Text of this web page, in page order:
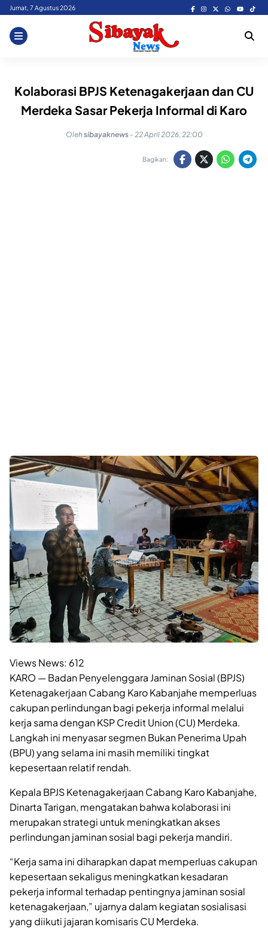
Skip
content
Jumat, 7 Agustus 2026
Kolaborasi BPJS Ketenagakerjaan dan CU
Merdeka Sasar Pekerja Informal di Karo
Olehsibayaknews - 22 April 2026, 22:00
Bagikan:
Views News: 612
KARO — Badan Penyelenggara Jaminan Sosial (BPJS)
Ketenagakerjaan Cabang Karo Kabanjahe memperluas
cakupan perlindungan bagi pekerja informal melalui
kerja sama dengan KSP Credit Union (CU) Merdeka.
Langkah ini menyasar segmen Bukan Penerima Upah
(BPU) yang selama ini masih memiliki tingkat
kepesertaan relatif rendah.
Kepala BPJS Ketenagakerjaan Cabang Karo Kabanjahe,
Dinarta Tarigan, mengatakan bahwa kolaborasi ini
merupakan strategi untuk meningkatkan akses
perlindungan jaminan sosial bagi pekerja mandiri.
“Kerja sama ini diharapkan dapat memperluas cakupan
kepesertaan sekaligus meningkatkan kesadaran
pekerja informal terhadap pentingnya jaminan sosial
ketenagakerjaan,” ujarnya dalam kegiatan sosialisasi
yang diikuti jajaran komisaris CU Merdeka.